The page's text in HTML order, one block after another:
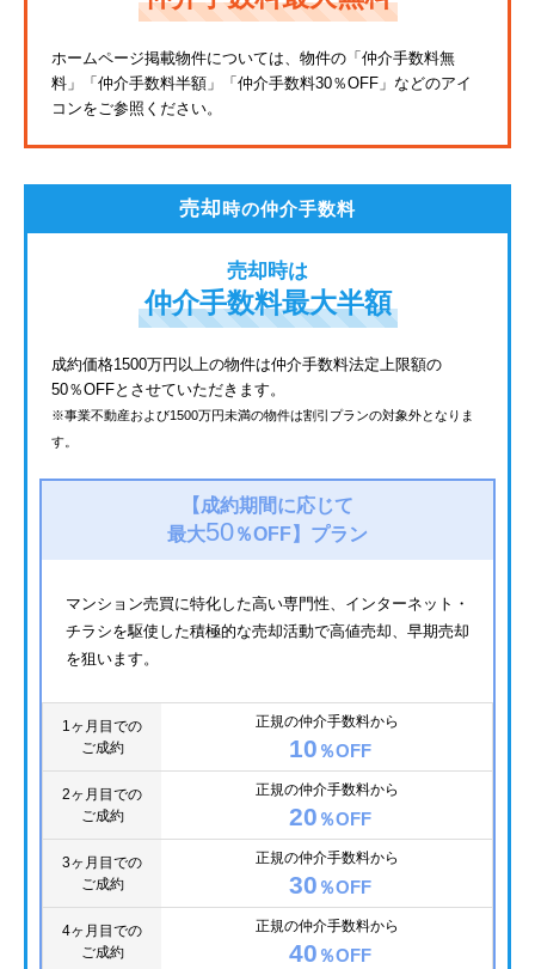
東武東上線
JR鶴見線
京成金町線
ホームページ掲載物件については、物件の「仲介手数料無
料」
「仲介手数料半額」「仲介手数料30％OFF」などのアイ
コンをご参照ください。
売却時の仲介手数料
売却時は
仲介手数料最大半額
成約価格1500万円以上の物件は仲介手数料法定上限額の
50％OFFとさせていただきます。
※事業不動産および1500万円未満の物件は割引プランの対象外となりま
す。
【成約期間に応じて
最大50％OFF】 プラン
マンション売買に特化した高い専門性、インターネット・
チラシを駆使した積極的な売却活動で高値売却、早期売却
を狙います。
1ヶ月目での
ご成約
正規の仲介手数料から
10 ％OFF
2ヶ月目での
ご成約
正規の仲介手数料から
20 ％OFF
3ヶ月目での
ご成約
正規の仲介手数料から
30 ％OFF
4ヶ月目での
ご成約
正規の仲介手数料から
40 ％OFF